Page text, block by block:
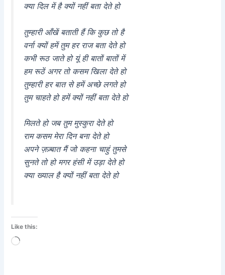
क्या दिल में है क्यों नहीं बता देते हो
तुम्हारी आँखें बताती हैं कि कुछ तो है
वर्ना क्यों हमें तुम हर राज बता देते हो
कभी रूठ जाते हो यूं ही बातों बातों में
हम रूठें अगर तो कसम खिला देते हो
तुम्हारी हर बात से हमें अच्छे लगते हो
तुम चाहते हो हमें क्यों नहीं बता देते हो
मिलते हो जब तुम मुस्कुरा देते हो
राम कसम मेरा दिन बना देते हो
अपने ज़ज़्बात मैं जो कहना चाहुं तुमसे
सुनते तो हो मगर हंसी में उड़ा देते हो
क्या ख्याल है क्यों नहीं बता देते हो
Like this:
Loading…